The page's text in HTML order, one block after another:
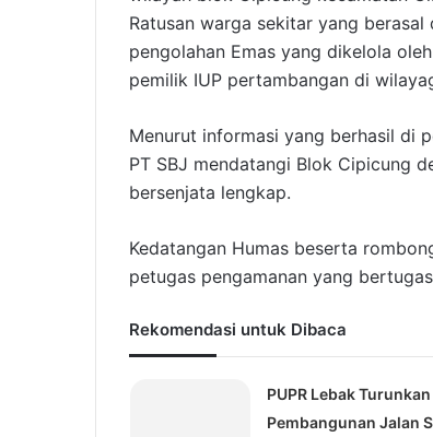
Ratusan warga sekitar yang
pengolahan Emas yang dikelola
pemilik IUP pertambangan di
Menurut informasi yang berhasil di
PT SBJ mendatangi Blok Cipicung
bersenjata lengkap.
Kedatangan Humas beserta
petugas pengamanan yang
Rekomendasi untuk Dibaca
PUPR Lebak
Pembangunan Jalan